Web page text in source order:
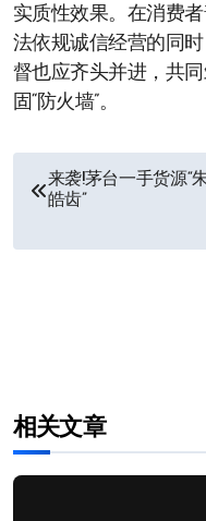
实质性效果。在消费
法依规诚信经营的同
督也应齐头并进，共
固“防火墙”。
文来袭!茅台一手货源“
皓齿”
相关文章